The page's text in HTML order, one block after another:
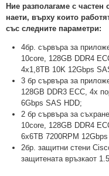
Ние разполагаме с
наети, върху които
със следните параметри:
4бр. сървъра за
10core, 128GB DDR4
4x1,8TB 10K 12Gbps
3 бр сървъра за
128GB DDR3 ECC, 4x
6Gbps SAS HDD;
2 бр сървъра за
10core, 128GB DDR4
6x6TB 7200RPM
2бр. защитни стени
защитената връзкаот